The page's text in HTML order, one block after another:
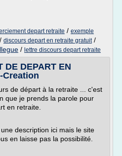
depart retraite / exemple
/ discours depart en retraite gratuit/
/ lettre discours depart retraite
DE DEPART EN
Creation
de départ à la retraite ... c'est
que je prends la parole pour
en retraite.
description ici mais le site
en laisse pas la possibilité.